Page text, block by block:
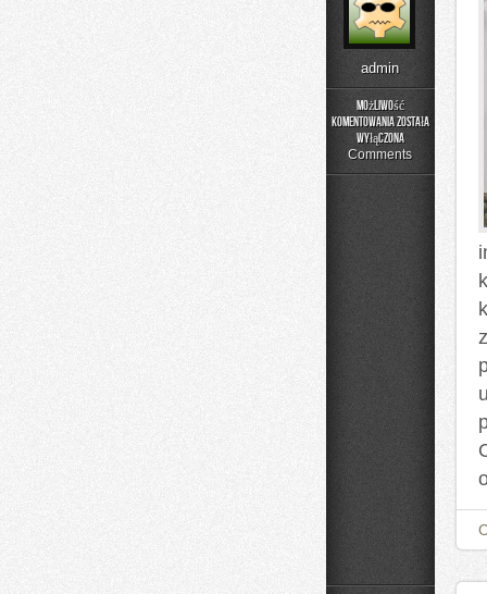
admin
Możliwość
komentowania
Monitoring
Bezpieczeństwo
została
wyłączona
Comments